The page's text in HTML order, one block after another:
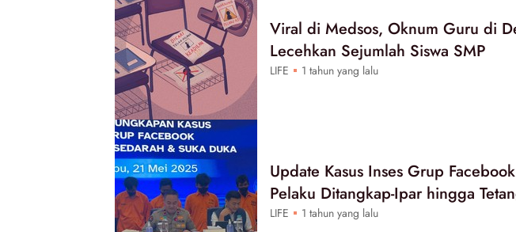
Viral di Medsos, Oknum Guru di
Lecehkan Sejumlah Siswa SMP
LIFE 1 tahun yang lalu
Update Kasus Inses Grup
Pelaku Ditangkap-Ipar hingga
LIFE 1 tahun yang lalu